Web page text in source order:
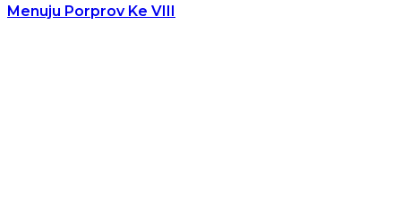
Menuju Porprov Ke VIII